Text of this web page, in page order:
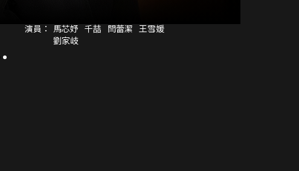
演員： 馬芯妤 千喆 閆蕾潔 王雪媛
劉家岐